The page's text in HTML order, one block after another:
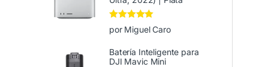
Valorado en 5
de 5
por Miguel Caro
Batería Inteligente para
DJI Mavic Mini